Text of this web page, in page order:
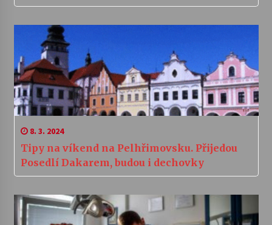
8. 3. 2024
Tipy na víkend na Pelhřimovsku. Přijedou
Posedlí Dakarem, budou i dechovky